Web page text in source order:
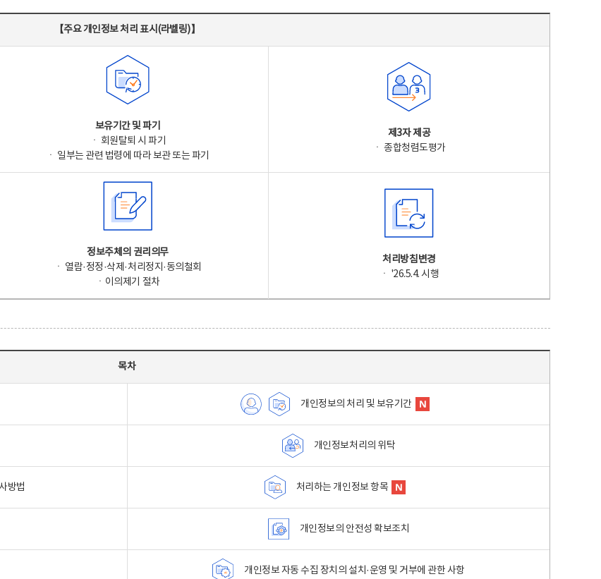
【주요 개인정보 처리 표시(라벨링)】
보유기간 및 파기
ㆍ 회원탈퇴 시 파기
ㆍ 일부는 관련 법령에 따라 보관 또는 파기
제3자 제공
ㆍ 종합청렴도평가
정보주체의 권리의무
ㆍ 열람·정정·삭제·처리정지·동의철회
ㆍ이의제기 절차
처리방침변경
ㆍ '26.5.4. 시행
목차
개인정보의 처리 및 보유기간
개인정보처리의 위탁
방법 처리하는 개인정보 항목
개인정보의 안전성 확보조치
개인정보 자동 수집 장치의 설치·운영 및 거부에 관한 사항